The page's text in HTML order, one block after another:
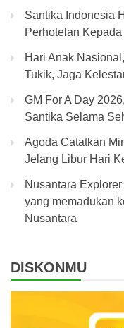
Santika Indonesia
Perhotelan
Hari Anak
Tukik, Jaga
GM For A Day
Santika Selama
Agoda Catatkan
Jelang Libur Hari
Nusantara
yang memadukan
Nusantara
DISKONMU